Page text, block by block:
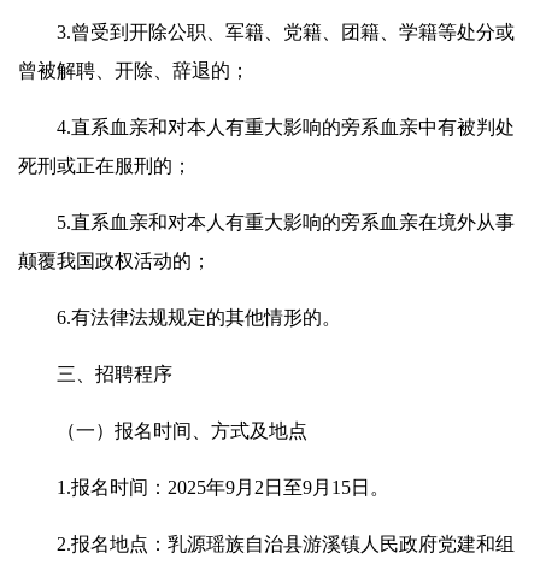
3.曾受到开除公职、军籍、党籍、团籍、学籍等处分或
曾被解聘、开除、辞退的；
4.直系血亲和对本人有重大影响的旁系血亲中有被判处
死刑或正在服刑的；
5.直系血亲和对本人有重大影响的旁系血亲在境外从事
颠覆我国政权活动的；
6.有法律法规规定的其他情形的。
三、招聘程序
（一）报名时间、方式及地点
1.报名时间：2025年9月2日至9月15日。
2.报名地点：乳源瑶族自治县游溪镇人民政府党建和组